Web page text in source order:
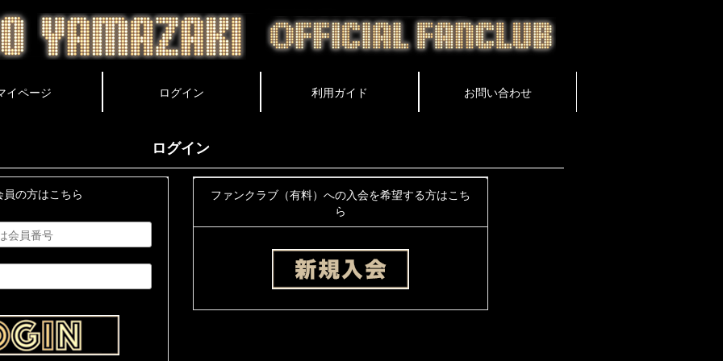
ログイン
の方はこちら
ファンクラブ（有料）への入会を希望する方はこち
ら